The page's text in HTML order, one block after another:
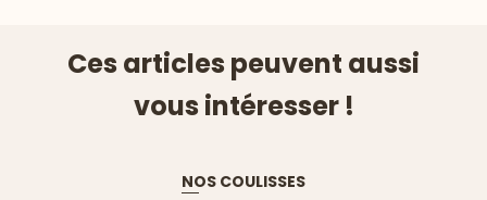
Ces articles peuvent aussi
vous intéresser !
NOS COULISSES